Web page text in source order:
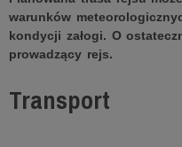
warunków
kondycji załogi. O
prowadzący rejs.
Transport